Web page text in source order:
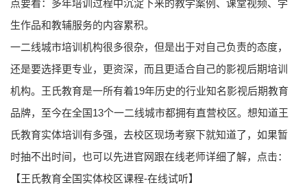
点要看：多年培训过程中沉淀下来的教学案例、课堂视频、学
生作品和教辅服务的内容累积。
一二线城市培训机构很多很杂，但是出于对自己负责的态度，
还是要选择更专业，更资深，而且更适合自己的影视后期培训
机构。王氏教育是一所有着19年历史的行业知名影视后期教育
品牌，至今在全国13个一二线城市都拥有直营校区。想知道王
氏教育实体培训有多强，去校区现场考察下就知道了，如果暂
时抽不出时间，也可以先进官网跟在线老师详细了解，点击：
【王氏教育全国实体校区课程-在线试听】